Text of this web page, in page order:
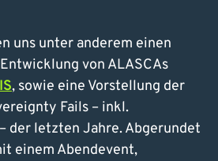
uns unter anderem einen
von ALASCAs
, sowie eine Vorstellung der
Fails – inkl.
der letzten Jahre. Abgerundet
einem Abendevent,